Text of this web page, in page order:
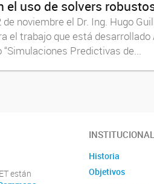
el uso de solvers
noviembre el Dr. Ing. Hugo
el trabajo que está
Predictivas de...
están
INSTITUCIONAL
Historia
Objetivos